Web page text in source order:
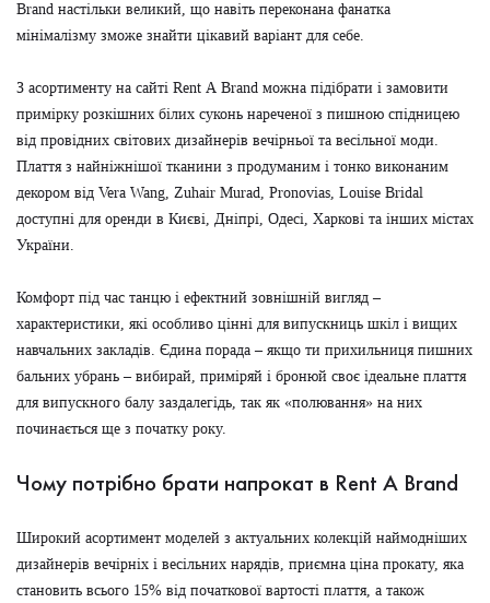
Brand настільки великий, що навіть переконана фанатка
мінімалізму зможе знайти цікавий варіант для себе.
З асортименту на сайті Rent А Brand можна підібрати і замовити
примірку розкішних білих суконь нареченої з пишною спідницею
від провідних світових дизайнерів вечірньої та весільної моди.
Плаття з найніжнішої тканини з продуманим і тонко виконаним
декором від Vera Wang, Zuhair Murad, Pronovias, Louise Bridal
доступні для оренди в Києві, Дніпрі, Одесі, Харкові та інших містах
України.
Комфорт під час танцю і ефектний зовнішній вигляд –
характеристики, які особливо цінні для випускниць шкіл і вищих
навчальних закладів. Єдина порада – якщо ти прихильниця пишних
бальних убрань – вибирай, приміряй і бронюй своє ідеальне плаття
для випускного балу заздалегідь, так як «полювання» на них
починається ще з початку року.
Чому потрібно брати напрокат в Rent А Brand
Широкий асортимент моделей з актуальних колекцій наймодніших
дизайнерів вечірніх і весільних нарядів, приємна ціна прокату, яка
становить всього 15% від початкової вартості плаття, а також